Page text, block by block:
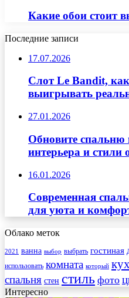
Какие обои стоит
Последние записи
17.07.2026
Слот Le Bandit,
выигрывать
27.01.2026
Обновите
интерьера и стили
16.01.2026
Современная
для уюта и
Облако меток
2021 ванна выбор выбрать гостиная
использовать комната который
спальня стен стиль фото
Интересно